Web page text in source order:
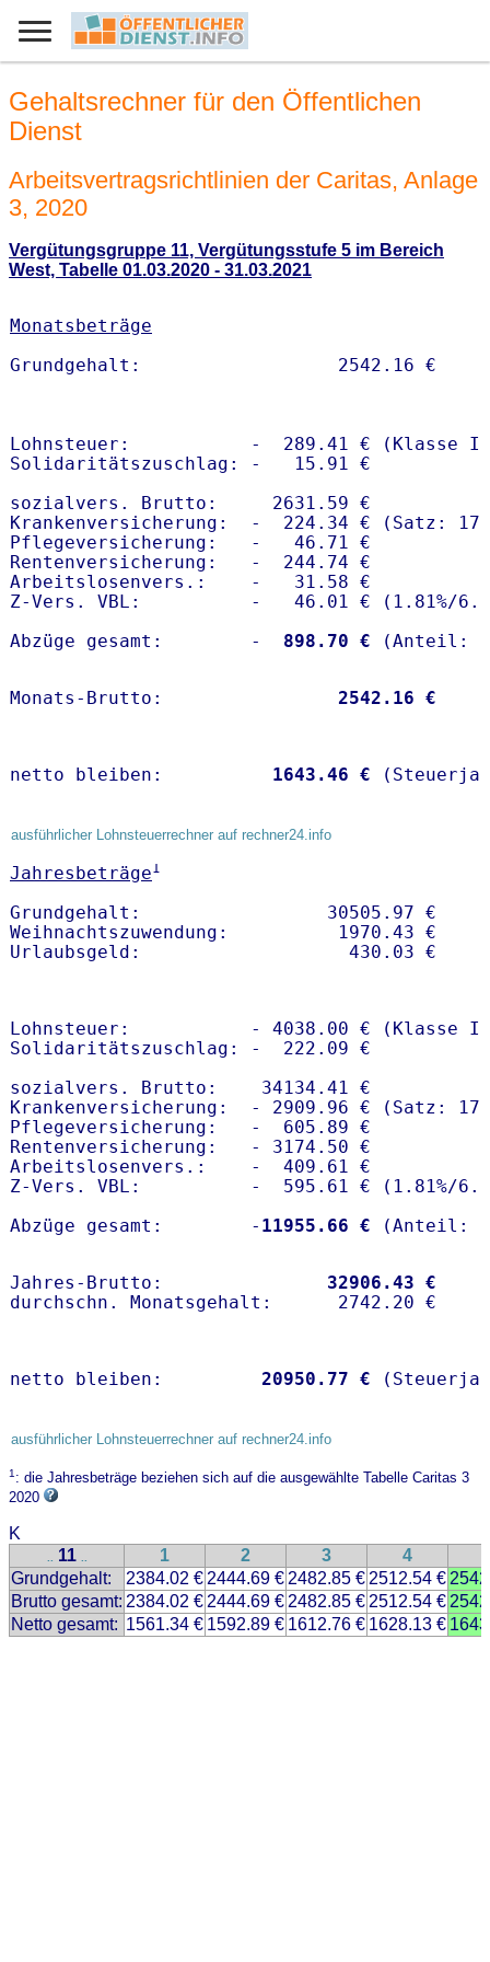
Gehaltsrechner für den Öffentlichen
Dienst
Arbeitsvertragsrichtlinien der Caritas, Anlage
3, 2020
Vergütungsgruppe 11, Vergütungsstufe 5 im Bereich
West, Tabelle 01.03.2020 - 31.03.2021
Monatsbeträge
Lohnsteuer:           -  289.41 € (Klasse I)
Solidaritätszuschlag: -   15.91 €
sozialvers. Brutto:     2631.59 €
Krankenversicherung:  -  224.34 € (Satz:
Pflegeversicherung:   -   46.71 €
Rentenversicherung:   -  244.74 €
Arbeitslosenvers.:    -   31.58 €
Z-Vers. VBL:          -   46.01 € ( 1.81%/
Abzüge gesamt:        -
  898.70 €
Monats-Brutto: 2542.16 €
netto bleiben: 1643.46 €
ausführlicher Lohnsteuerrechner auf rechner24.info
Jahresbeträge1
Grundgehalt:                 30505.97 €
Weihnachtszuwendung:          1970.43 €
Lohnsteuer:           - 4038.00 € (Klasse I)
Solidaritätszuschlag: -  222.09 €
sozialvers. Brutto:    34134.41 €
Krankenversicherung:  - 2909.96 € (Satz:
Pflegeversicherung:   -  605.89 €
Rentenversicherung:   - 3174.50 €
Arbeitslosenvers.:    -  409.61 €
Z-Vers. VBL:          -  595.61 € ( 1.81%/
Abzüge gesamt:        - 11955.66 €
Jahres-Brutto: 32906.43 €
netto bleiben: 20950.77 €
ausführlicher Lohnsteuerrechner auf rechner24.info
1: die Jahresbeträge beziehen sich auf die ausgewählte Tabelle Caritas 3
2020
K
.. 11 .. 1 2 3 4
Grundgehalt:
2384.02 € 2444.69 € 2482.85 € 2512.54 €
Brutto gesamt: 2384.02 € 2444.69 € 2482.85 € 2512.54 €
Netto gesamt: 1561.34 € 1592.89 € 1612.76 € 1628.13 €